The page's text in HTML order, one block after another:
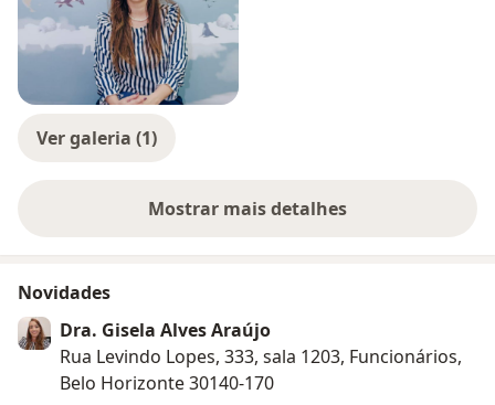
Ver galeria (1)
Mostrar mais detalhes
sobre a experiência
Novidades
Dra. Gisela Alves Araújo
Rua Levindo Lopes, 333, sala 1203, Funcionários,
Belo Horizonte 30140-170